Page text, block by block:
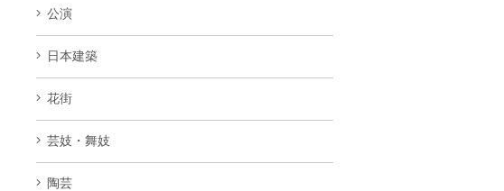
公演
日本建築
花街
芸妓・舞妓
陶芸